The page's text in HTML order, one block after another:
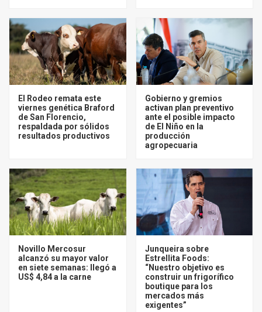
El Rodeo remata este
viernes genética Braford
de San Florencio,
respaldada por sólidos
resultados productivos
Gobierno y gremios
activan plan preventivo
ante el posible impacto
de El Niño en la
producción
agropecuaria
Novillo Mercosur
alcanzó su mayor valor
en siete semanas: llegó a
US$ 4,84 a la carne
Junqueira sobre
Estrellita Foods:
“Nuestro objetivo es
construir un frigorífico
boutique para los
mercados más
exigentes”